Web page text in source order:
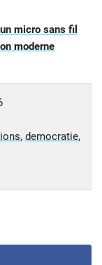
micro sans fil
moderne
, democratie,